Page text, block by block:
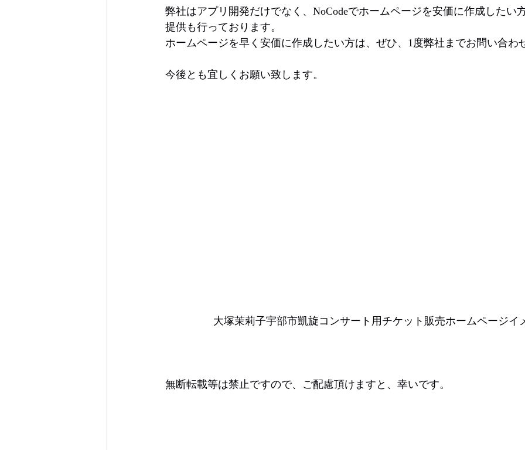
弊社はアプリ開発だけでなく、NoCodeでホームページを安価に作成したい
提供も行っております。
ホームページを早く安価に作成したい方は、ぜひ、1度弊社までお問い合わ
今後とも宜しくお願い致します。
大塚茉莉子宇部市凱旋コンサート用チケット販売ホームページイ
無断転載等は禁止ですので、ご配慮頂けますと、幸いです。